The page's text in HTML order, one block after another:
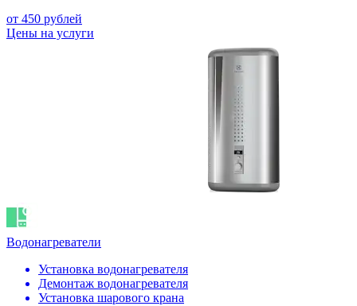
от 450 рублей
Цены на услуги
Водонагреватели
Установка водонагревателя
Демонтаж водонагревателя
Установка шарового крана